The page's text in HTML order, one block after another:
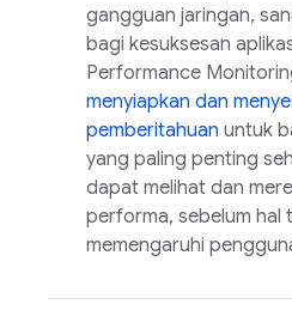
gangguan jaringan,
bagi kesuksesan
Performance
menyiapkan dan
pemberitahuan untuk
yang paling penting
dapat melihat dan
performa, sebelum hal
memengaruhi